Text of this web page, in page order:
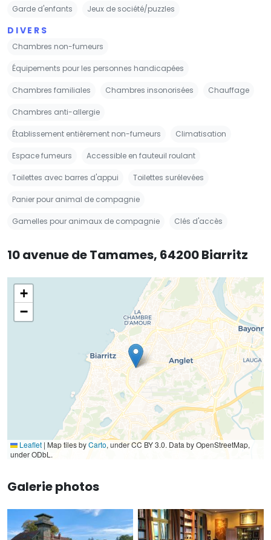
Garde d'enfants Jeux de société/puzzles
DIVERS
Chambres non-fumeurs
Équipements pour les personnes handicapées
Chambres familiales Chambres insonorisées Chauffage
Chambres anti-allergie
Établissement entièrement non-fumeurs Climatisation
Espace fumeurs Accessible en fauteuil roulant
Toilettes avec barres d'appui Toilettes surélevées
Panier pour animal de compagnie
Gamelles pour animaux de compagnie Clés d'accès
10 avenue de Tamames, 64200 Biarritz
+
−
Leaflet | Map tiles byCarto, under CC BY 3.0. Data by OpenStreetMap,
under ODbL.
Galerie photos